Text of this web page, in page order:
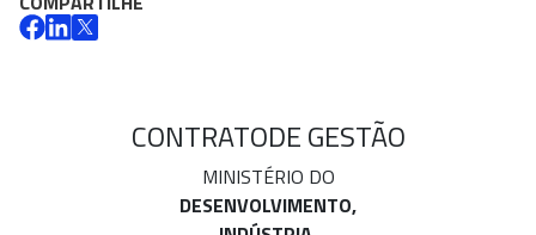
CONTRATODE GESTÃO
MINISTÉRIO DO
DESENVOLVIMENTO,